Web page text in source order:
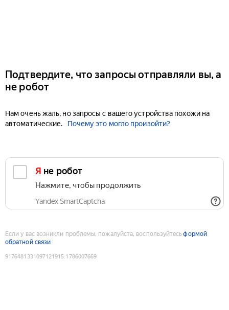
Подтвердите, что запросы отправляли вы, а
не робот
Нам очень жаль, но запросы с вашего устройства похожи на
автоматические.
Почему это могло произойти?
Я не робот
Нажмите, чтобы продолжить
Yandex SmartCaptcha
Если у вас возникли проблемы, пожалуйста, воспользуйтесьформой
обратной связи
9176481331097121915:1786007669